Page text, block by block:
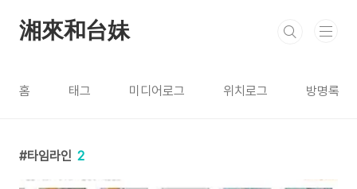
湘來和台妹
홈 태그 미디어로그 위치로그 방명록
타임라인 2